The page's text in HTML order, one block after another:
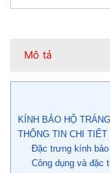
Mô tả
KÍNH BẢO HỘ
THÔNG TIN CHI
Đặc trưng kính bảo
Công dụng và đặc